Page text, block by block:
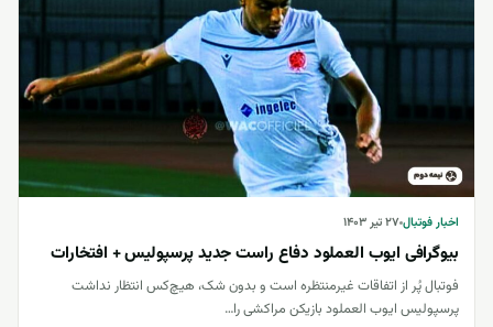
اخبار فوتبال۲۷ تیر ۱۴۰۳
بیوگرافی ایوب العملود دفاع راست جدید پرسپولیس + افتخارات
فوتبال پُر از اتفاقات غیرمنتظره است و بدون شک، هیچ‌کس انتظار نداشت
پرسپولیس ایوب العملود بازیکن مراکشی را…